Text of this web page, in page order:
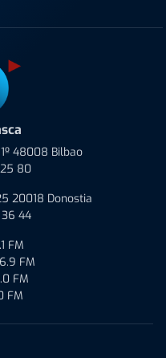
48008 Bilbao
80
20018 Donostia
44
FM
FM
FM
FM